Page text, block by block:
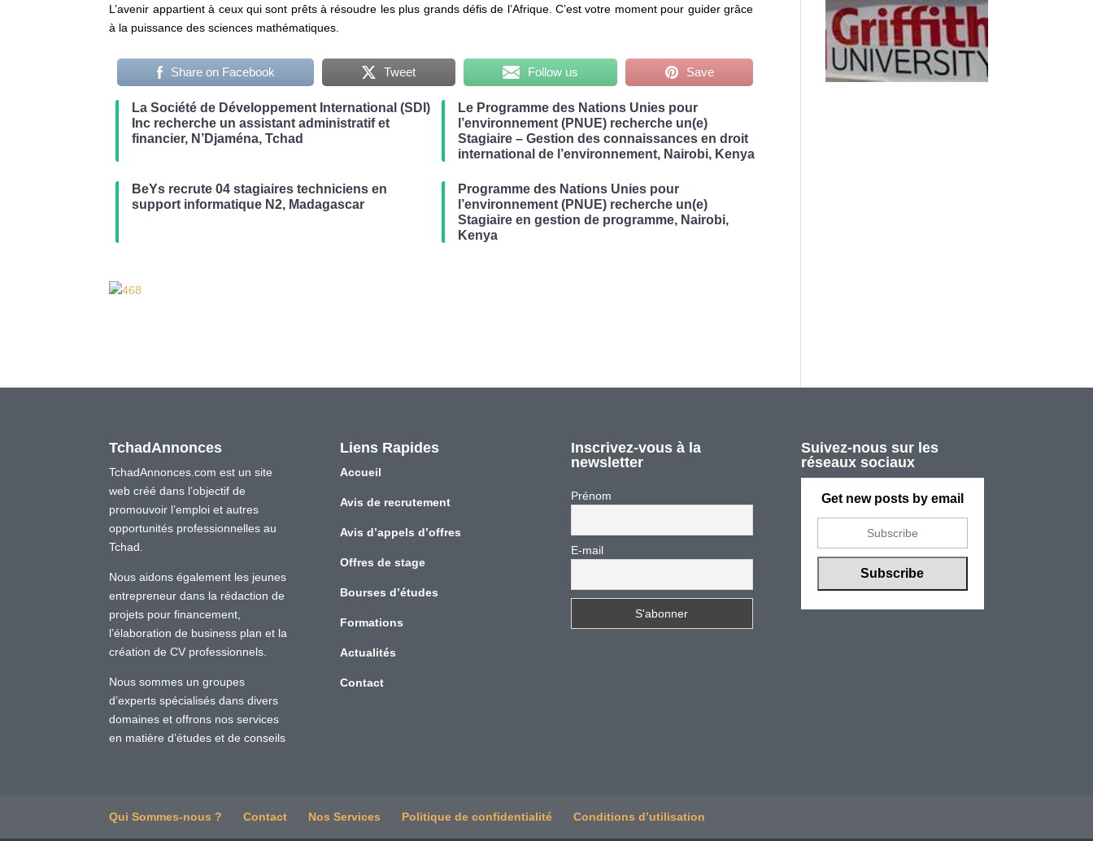
L’avenir appartient à ceux qui sont prêts à résoudre les plus grands défis de l’Afrique. C’est votre moment pour guider grâce
à la puissance des sciences mathématiques.
Share on Facebook Tweet Follow us Save
La Société de Développement International (SDI)
Inc recherche un assistant administratif et
financier, N’Djaména, Tchad
Le Programme des Nations Unies pour
l’environnement (PNUE) recherche un(e)
Stagiaire – Gestion des connaissances en droit
international de l’environnement, Nairobi, Kenya
BeYs recrute 04 stagiaires techniciens en
support informatique N2, Madagascar
Programme des Nations Unies pour
l’environnement (PNUE) recherche un(e)
Stagiaire en gestion de programme, Nairobi,
Kenya
TchadAnnonces
TchadAnnonces.com est un site
web créé dans l’objectif de
promouvoir l’emploi et autres
opportunités professionnelles au
Tchad.
Nous aidons également les jeunes
entrepreneur dans la rédaction de
projets pour financement,
l’élaboration de business plan et la
création de CV professionnels.
Nous sommes un groupes
d’experts spécialisés dans divers
domaines et offrons nos services
en matière d’études et de conseils
Liens Rapides
Accueil
Avis de recrutement
Avis d’appels d’offres
Offres de stage
Bourses d’études
Formations
Actualités
Contact
Inscrivez-vous à la
newsletter
Prénom
E-mail
Suivez-nous sur les
réseaux sociaux
Get new posts by email
Qui Sommes-nous ? Contact Nos Services Politique de confidentialité Conditions d’utilisation